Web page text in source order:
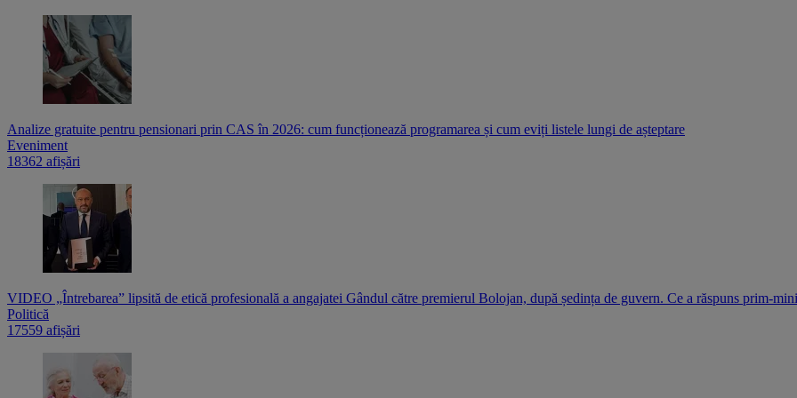
Analize gratuite pentru pensionari prin CAS în 2026: cum funcționează programarea și cum eviți listele lungi de așteptare
Eveniment
18362 afișări
VIDEO „Întrebarea” lipsită de etică profesională a angajatei Gândul către premierul Bolojan, după ședința de guvern. Ce a răspuns prim-
Politică
17559 afișări